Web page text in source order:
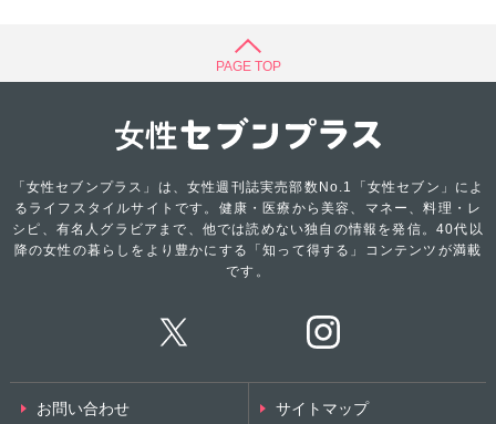
PAGE TOP
「女性セブンプラス」は、女性週刊誌実売部数No.1「女性セブン」によ
るライフスタイルサイトです。健康・医療から美容、マネー、料理・レ
シピ、有名人グラビアまで、他では読めない独自の情報を発信。40代以
降の女性の暮らしをより豊かにする「知って得する」コンテンツが満載
です。
お問い合わせ サイトマップ